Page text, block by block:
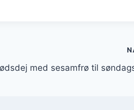
med sesamfrø til